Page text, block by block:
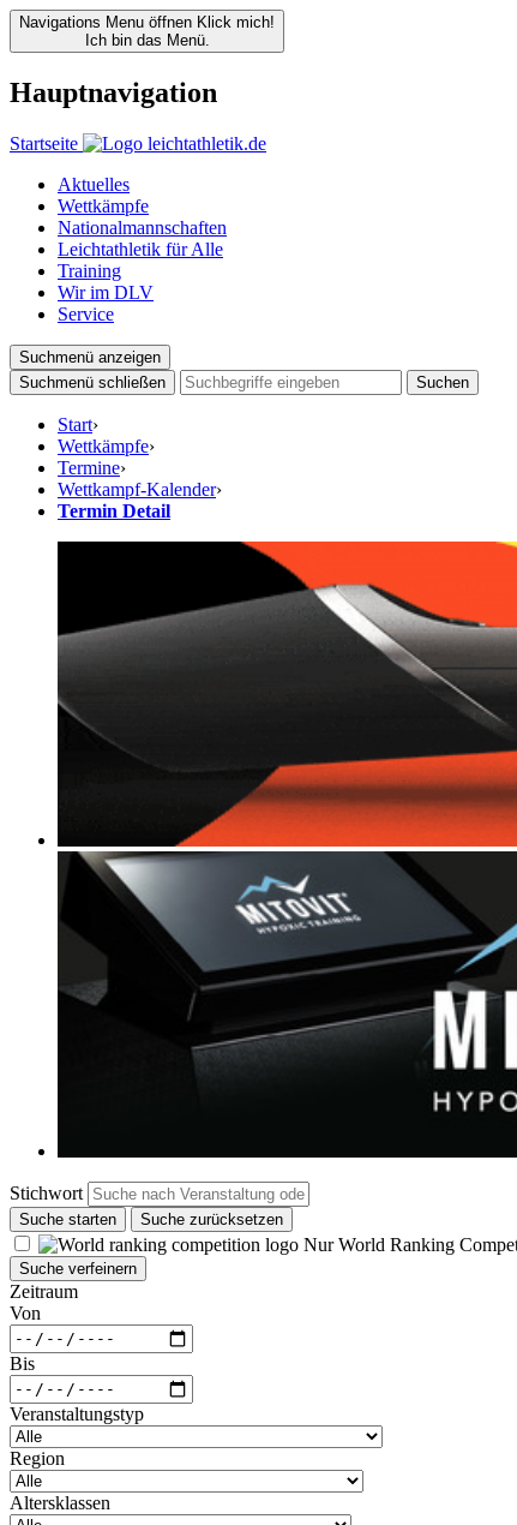
Navigations Menu öffnen Klick mich!
Ich bin das Menü.
Hauptnavigation
Startseite
Aktuelles
Wettkämpfe
Nationalmannschaften
Leichtathletik für Alle
Training
Wir im DLV
Service
Suchmenü anzeigen
Suchmenü schließen
Suchen
Start›
Wettkämpfe›
Termine›
Wettkampf-Kalender›
Termin Detail
Stichwort
Suche starten Suche zurücksetzen
Nur World Ranking
Suche verfeinern
Zeitraum
Von
Bis
Veranstaltungstyp
Region
Altersklassen